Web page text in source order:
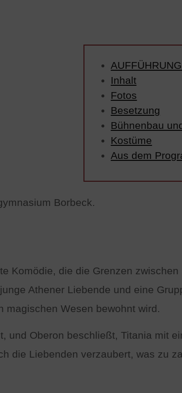
Inhalt
Fotos
Besetzung
Bühnenbau
Kostüme
Aus dem
Borbeck.
Komödie, die die Grenzen zwischen
Athener Liebende und eine
magischen Wesen bewohnt wird.
und Oberon beschließt, Titania mit
die Liebenden verzaubert, was zu